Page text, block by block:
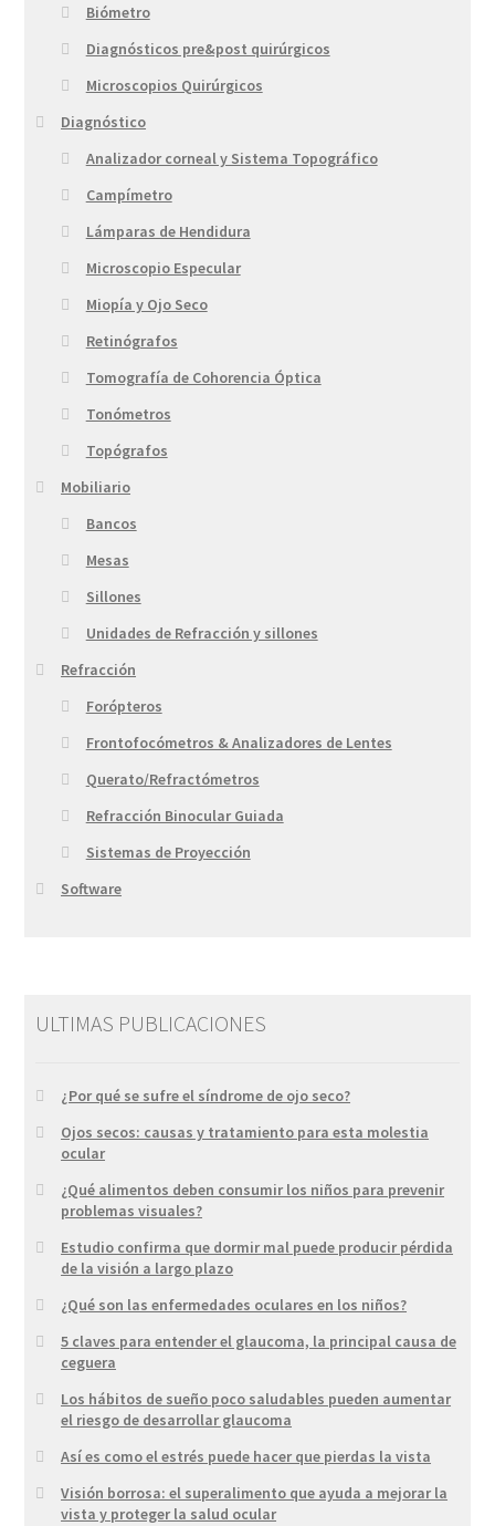
Biómetro
Diagnósticos pre&post quirúrgicos
Microscopios Quirúrgicos
Diagnóstico
Analizador corneal y Sistema Topográfico
Campímetro
Lámparas de Hendidura
Microscopio Especular
Miopía y Ojo Seco
Retinógrafos
Tomografía de Cohorencia Óptica
Tonómetros
Topógrafos
Mobiliario
Bancos
Mesas
Sillones
Unidades de Refracción y sillones
Refracción
Forópteros
Frontofocómetros & Analizadores de Lentes
Querato/Refractómetros
Refracción Binocular Guiada
Sistemas de Proyección
Software
ULTIMAS PUBLICACIONES
¿Por qué se sufre el síndrome de ojo seco?
Ojos secos: causas y tratamiento para esta molestia
ocular
¿Qué alimentos deben consumir los niños para prevenir
problemas visuales?
Estudio confirma que dormir mal puede producir pérdida
de la visión a largo plazo
¿Qué son las enfermedades oculares en los niños?
5 claves para entender el glaucoma, la principal causa de
ceguera
Los hábitos de sueño poco saludables pueden aumentar
el riesgo de desarrollar glaucoma
Así es como el estrés puede hacer que pierdas la vista
Visión borrosa: el superalimento que ayuda a mejorar la
vista y proteger la salud ocular